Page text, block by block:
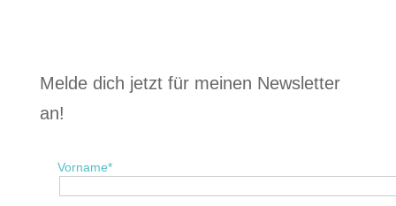
Melde dich jetzt für meinen Newsletter
an!
Vorname*